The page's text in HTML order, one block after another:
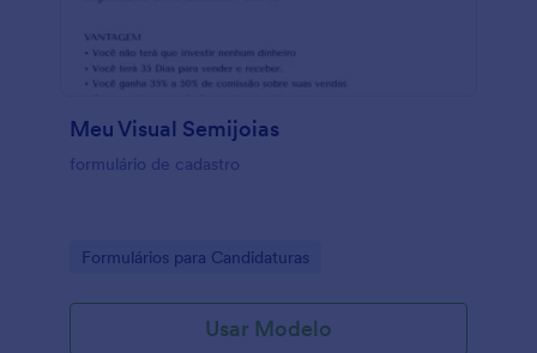
Meu Visual Semijoias
formulário de cadastro
Go to Category:
Formulários para Candidaturas
Usar Modelo